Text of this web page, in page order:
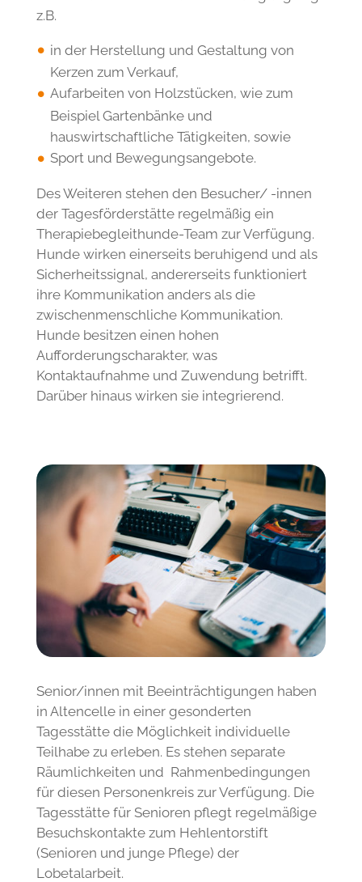
Erhaltung und Entfaltung sozialer
Kompetenzen
Wahrnehmungsförderung
Entwicklung der Kultur- und
Medienkompetenzen
z.B.
in der Herstellung und Gestaltung von
Kerzen zum Verkauf,
Aufarbeiten von Holzstücken, wie zum
Beispiel Gartenbänke und
hauswirtschaftliche Tätigkeiten, sowie
Sport und Bewegungsangebote.
Des Weiteren stehen den Besucher/ -innen
der Tagesförderstätte regelmäßig ein
ihre Kommunikation anders als die
zwischenmenschliche Kommunikation.
Hunde besitzen einen hohen
Aufforderungscharakter, was
Kontaktaufnahme und Zuwendung betrifft.
Darüber hinaus wirken sie integrierend.
Senior/innen mit Beeinträchtigungen haben